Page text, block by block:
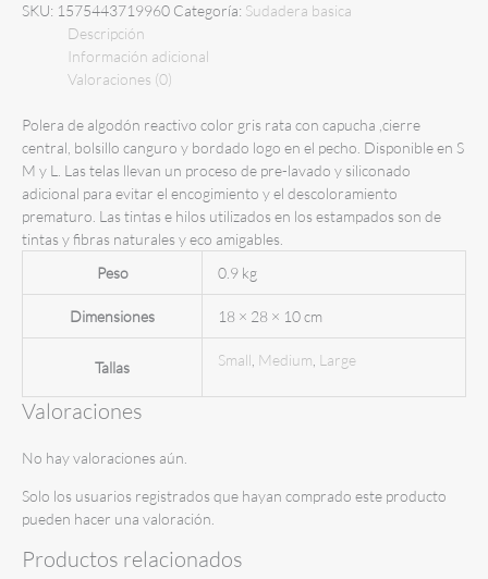
Rata
cantidad
SKU: 1575443719960 Categoría: Sudadera basica
Descripción
Información adicional
Valoraciones (0)
Polera de algodón reactivo color gris rata con capucha ,cierre
central, bolsillo canguro y bordado logo en el pecho. Disponible en S
M y L. Las telas llevan un proceso de pre-lavado y siliconado
adicional para evitar el encogimiento y el descoloramiento
prematuro. Las tintas e hilos utilizados en los estampados son de
tintas y fibras naturales y eco amigables.
Peso
0.9 kg
Dimensiones 18 × 28 × 10 cm
Tallas Small Medium Large
Valoraciones
No hay valoraciones aún.
Solo los usuarios registrados que hayan comprado este producto
pueden hacer una valoración.
Productos relacionados